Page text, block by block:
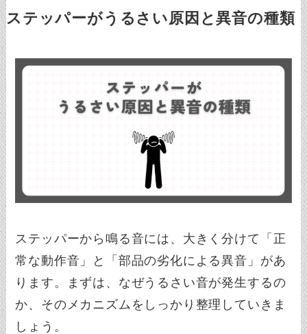
ステッパーがうるさい原因と異音の種類
ステッパーから鳴る音には、大きく分けて「正
常な動作音」と「部品の劣化による異音」があ
ります。まずは、なぜうるさい音が発生するの
か、そのメカニズムをしっかり整理していきま
しょう。